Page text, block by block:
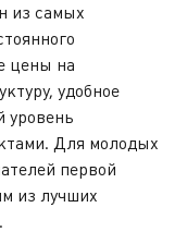
из самых
цены на
удобное
уровень
Для молодых
первой
из лучших